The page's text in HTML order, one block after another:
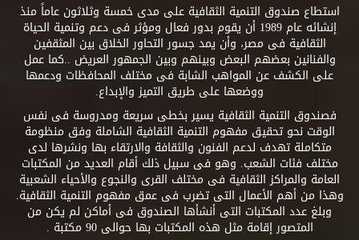
استطاع صندوق التنمية الثقافية على مدى خمسة وثلاثون عاماً منذ
إنشائه عام 1989 أن يقوم بدور فعال ومؤثر فى دعم وتنمية الحياة
الثقافية فى مصر، وأن يمد جسور التحاور الخلاق بين المثقفين
والفنانين بعضهم البعض وبينهم وبين الجمهور العريض ..كما عمل
على الكشف عن المواهب الشابة فى مختلف المحافظات ودعمها
ووضعها على طريق التميز والإبداع.
فصندوق التنمية الثقافية يسير بخطى سريعة ومدروسة فى نفس
الوقت نحو تحقيق مفهوم التنمية الثقافية الشاملة وفق منظومة
متكاملة تهدف لدعم الفنون والثقافة والارتقاء بها ونشرها لدى
مختلف فئات الشعب. وهو فى سبيل ذلك أقام العديد من المكتبات
العامة والمراكز الثقافية فى مختلف القرى والنجوع والأحياء الشعبية
وهذا من أهم الأعمال التى تضرب فى عمق مفهوم التنمية الثقافية.
وبلغ عدد المكتبات التى أنشأها الصندوق فى أماكن لم يكن من
المتصور إقامة مثل هذه المكتبات بها حوالى 90 مكتبة .